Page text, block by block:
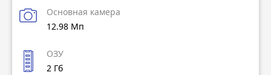
Основная камера
12.98 Мп
ОЗУ
2 Гб